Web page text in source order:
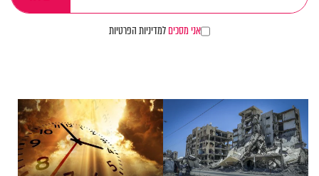
אני מסכיםלמדיניות הפרטיות